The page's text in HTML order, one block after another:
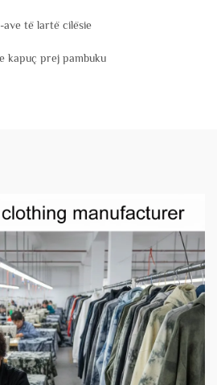
të lartë cilësie
kapuç prej pambuku